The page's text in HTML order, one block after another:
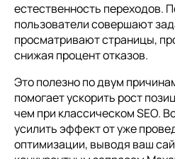
естественность переходов.
пользователи совершают
просматривают страницы,
снижая процент отказов.
Это полезно по двум
помогает ускорить рост
чем при классическом SEO.
усилить эффект от уже
оптимизации, выводя ваш